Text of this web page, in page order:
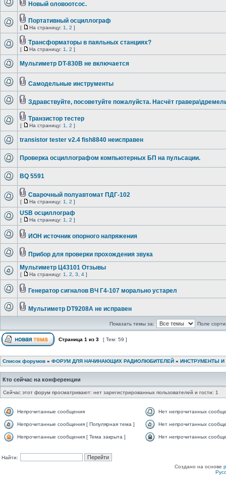
Новый оловоотсос.
Портативный осциллограф
[ На страницу: 1 2 ]
Трансформаторы в паяльных станциях?
[ На страницу: 1 2 ]
Мультиметр DT-830B не включается
Самодельные инструменты
Здравствуйте, посоветуйте пожалуйста. Насчёт
Транзистор тестер
[ На страницу: 1 2 ]
transistor tester v2.4 fish8840 неисправен
Проверка осциллографом компьютерных БП на пульсации.
BQ 5591
Сварочный полуавтомат ПДГ-102
[ На страницу: 1 2 ]
USB осциллограф
[ На страницу: 1 2 ]
ИОН источник опорного напряжения
Прибор для проверки прохождения звука
Мультиметр Ц43101 Отзывы
[ На страницу: 1 2 3 4 ]
Генератор сигналов ВЧ Г4-107 морально устарел
Мультиметр DT9208A не исправен
Показать темы за: Поле
Страница 1 из 3 [ Тем: 59 ]
Список форумов » ФОРУМ ДЛЯ НАЧИНАЮЩИХ РАДИОЛЮБИТЕЛЕЙ » ИНСТРУМЕНТЫ
Кто сейчас на конференции
Сейчас этот форум просматривают: нет зарегистрированных пользователей и гости: 1
Непрочитанные сообщения Нет непрочитанных
Непрочитанные сообщения [ Популярная тема ] Нет непрочитанных
Непрочитанные сообщения [ Тема закрыта ] Нет непрочитанных
Найти:
Создано на основе